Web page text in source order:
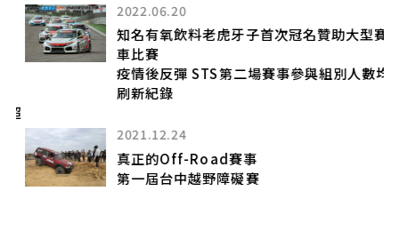
2022.06.20
知名有氧飲料老虎牙子首次冠名贊助大型賽
車比賽
疫情後反彈 STS第二場賽事參與組別人數均
刷新紀錄
2021.12.24
真正的Off-Road賽事
第一屆台中越野障礙賽